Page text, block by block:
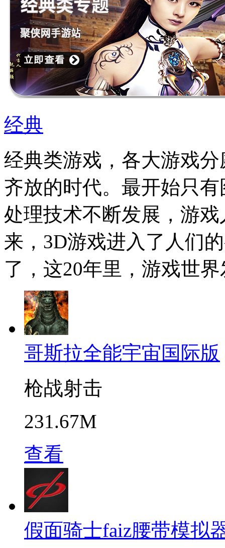
经典
经典类游戏，各大游戏
齐放的时代。最开始只
处理技术不断发展，游
来，3D游戏进入了人们
了，这20年里，游戏世
哥斯拉全能宇宙国际版
枪战射击
231.67M
查看
假面骑士faiz腰带模拟